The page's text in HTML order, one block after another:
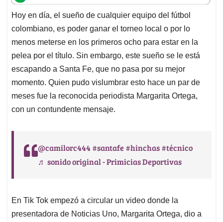
t
s
A
p
p
e
b
o
o
k
k
e
d
I
n
i
l
e
a
d
s
Hoy en día, el sueño de cualquier equipo del fútbol
colombiano, es poder ganar el torneo local o por lo
menos meterse en los primeros ocho para estar en la
pelea por el título. Sin embargo, este sueño se le está
escapando a Santa Fe, que no pasa por su mejor
momento. Quien pudo vislumbrar esto hace un par de
meses fue la reconocida periodista Margarita Ortega,
con un contundente mensaje.
@camilorc444 #santafe #hinchas#técnico
♬ sonido original - Primicias Deportivas
En Tik Tok empezó a circular un video donde la
presentadora de Noticias Uno, Margarita Ortega, dio a